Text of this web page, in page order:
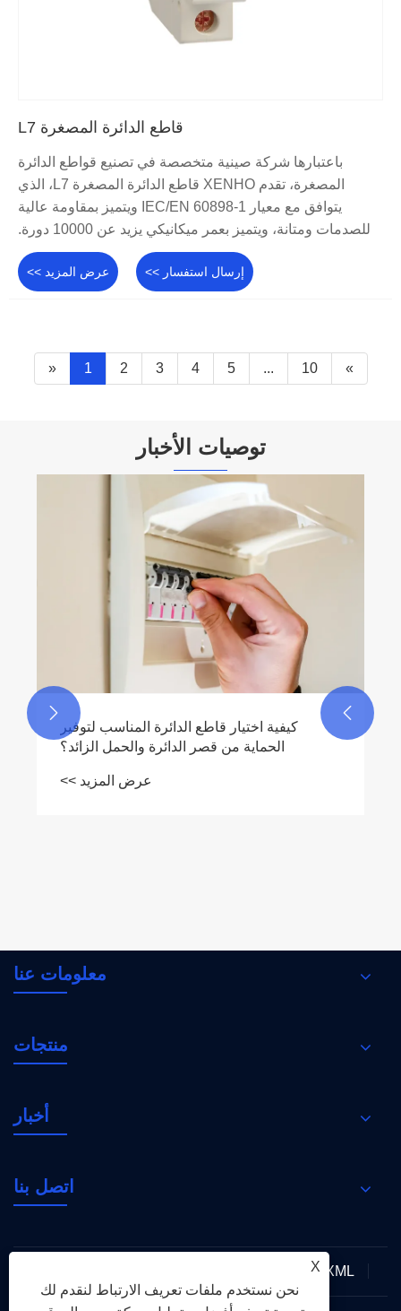
قاطع الدائرة المصغرة L7
باعتبارها شركة صينية متخصصة في تصنيع قواطع الدائرة
المصغرة، تقدم XENHO قاطع الدائرة المصغرة L7، الذي
يتوافق مع معيار IEC/EN 60898-1 ويتميز بمقاومة عالية
للصدمات ومتانة، ويتميز بعمر ميكانيكي يزيد عن 10000 دورة.
عرض المزيد >> إرسال استفسار >>
« 1 2 3 4 5 ... 10 »
توصيات الأخبار
ما هو مبدأ عمل قاطع الدائرة؟
عرض المزيد >>


معلومات عنا
منتجات
أخبار
اتصل بنا
XML
X
نحن نستخدم ملفات تعريف الارتباط لنقدم لك